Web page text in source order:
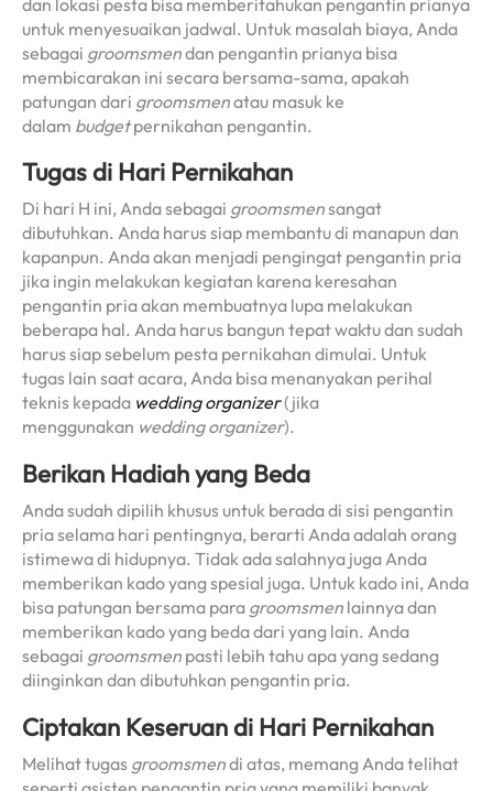
untuk menyesuaikan jadwal. Untuk masalah biaya, Anda
sebagai groomsmendan pengantin prianya bisa
membicarakan ini secara bersama-sama, apakah
patungan dari groomsmenatau masuk ke
dalam budgetpernikahan pengantin.
Tugas di Hari Pernikahan
Di hari H ini, Anda sebagai groomsmensangat
dibutuhkan. Anda harus siap membantu di manapun dan
kapanpun. Anda akan menjadi pengingat pengantin pria
jika ingin melakukan kegiatan karena keresahan
pengantin pria akan membuatnya lupa melakukan
beberapa hal. Anda harus bangun tepat waktu dan sudah
harus siap sebelum pesta pernikahan dimulai. Untuk
tugas lain saat acara, Anda bisa menanyakan perihal
teknis kepada wedding organizer(jika
menggunakan wedding organizer).
Berikan Hadiah yang Beda
Anda sudah dipilih khusus untuk berada di sisi pengantin
pria selama hari pentingnya, berarti Anda adalah orang
istimewa di hidupnya. Tidak ada salahnya juga Anda
memberikan kado yang spesial juga. Untuk kado ini, Anda
bisa patungan bersama para groomsmen lainnya dan
memberikan kado yang beda dari yang lain. Anda
sebagai groomsmen pasti lebih tahu apa yang sedang
diinginkan dan dibutuhkan pengantin pria.
Ciptakan Keseruan di Hari Pernikahan
Melihat tugas groomsmendi atas, memang Anda telihat